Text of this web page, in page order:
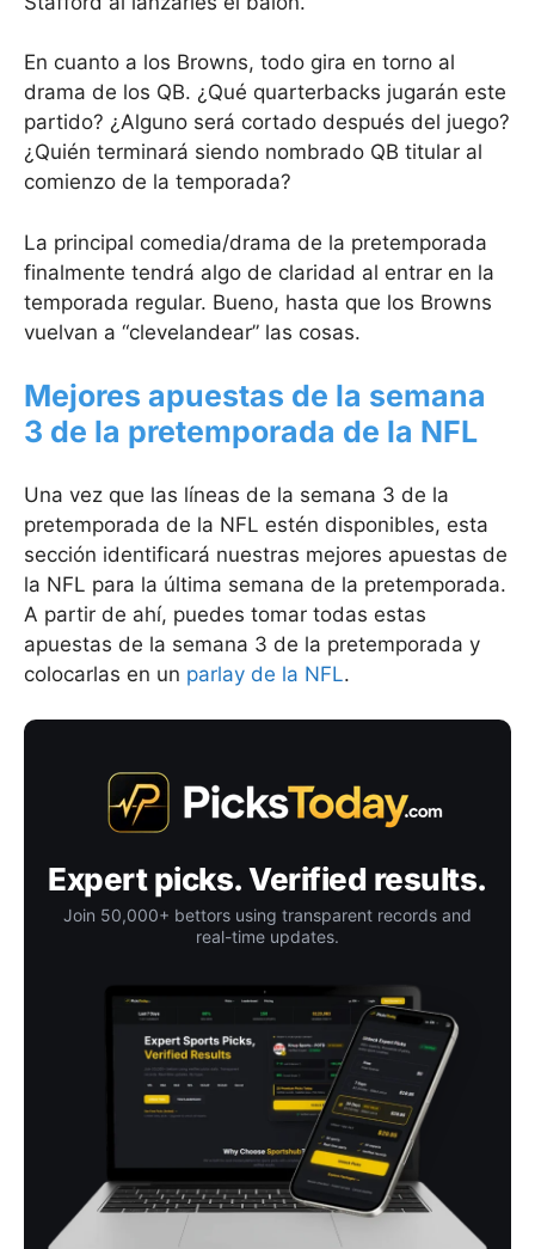
En cuanto a los Browns, todo gira en torno al
drama de los QB. ¿Qué quarterbacks jugarán este
partido? ¿Alguno será cortado después del juego?
¿Quién terminará siendo nombrado QB titular al
comienzo de la temporada?
La principal comedia/drama de la pretemporada
finalmente tendrá algo de claridad al entrar en la
temporada regular. Bueno, hasta que los Browns
vuelvan a “clevelandear” las cosas.
Mejores apuestas de la semana
3 de la pretemporada de la NFL
Una vez que las líneas de la semana 3 de la
pretemporada de la NFL estén disponibles, esta
sección identificará nuestras mejores apuestas de
la NFL para la última semana de la pretemporada.
A partir de ahí, puedes tomar todas estas
apuestas de la semana 3 de la pretemporada y
colocarlas en un parlay de la NFL.
Expert picks. Verified results.
Join 50,000+ bettors using transparent records and
real-time updates.